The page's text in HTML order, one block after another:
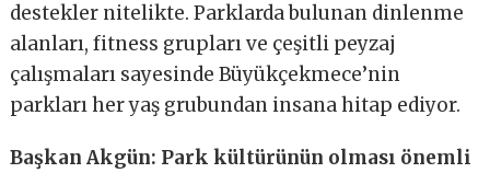
destekler nitelikte. Parklarda bulunan dinlenme
alanları, fitness grupları ve çeşitli peyzaj
çalışmaları sayesinde Büyükçekmece’nin
parkları her yaş grubundan insana hitap ediyor.
Başkan Akgün: Park kültürünün olması önemli